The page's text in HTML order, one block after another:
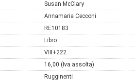
Susan McClary
Annamaria Cecconi
RE10183
Libro
VIII+222
16,00 (Iva assolta)
Rugginenti